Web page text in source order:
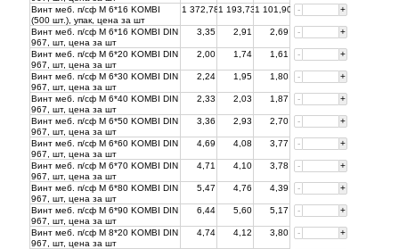
Винт меб. п/сф М 6*16 KOMBI
(500 шт.), упак, цена за шт
1 372,781 193,731 101,90 - +
Винт меб. п/сф М 6*16 KOMBI DIN
967, шт, цена за шт
3,35 2,91 2,69 - +
Винт меб. п/сф М 6*20 KOMBI DIN
967, шт, цена за шт
2,00 1,74 1,61 - +
Винт меб. п/сф М 6*30 KOMBI DIN
967, шт, цена за шт
2,24 1,95 1,80 - +
Винт меб. п/сф М 6*40 KOMBI DIN
967, шт, цена за шт
2,33 2,03 1,87 - +
Винт меб. п/сф М 6*50 KOMBI DIN
967, шт, цена за шт
3,36 2,93 2,70 - +
Винт меб. п/сф М 6*60 KOMBI DIN
967, шт, цена за шт
4,69 4,08 3,77 - +
Винт меб. п/сф М 6*70 KOMBI DIN
967, шт, цена за шт
4,71 4,10 3,78 - +
Винт меб. п/сф М 6*80 KOMBI DIN
967, шт, цена за шт
5,47 4,76 4,39 - +
Винт меб. п/сф М 6*90 KOMBI DIN
967, шт, цена за шт
6,44 5,60 5,17 - +
Винт меб. п/сф М 8*20 KOMBI DIN
967, шт, цена за шт
4,74 4,12 3,80 - +